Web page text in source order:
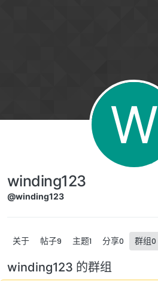
W
winding123
@winding123
关于 帖子9 主题1 分享0 群组0
winding123 的群组